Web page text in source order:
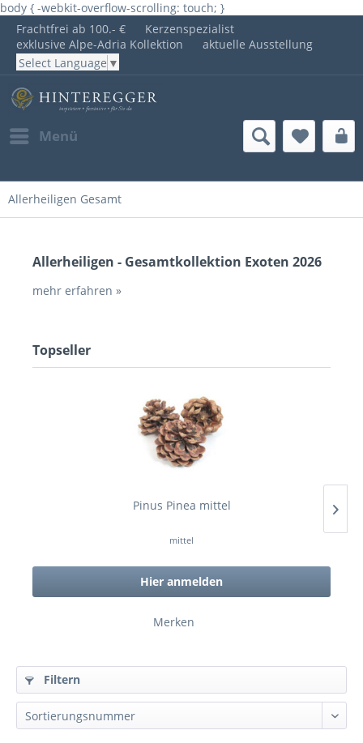
body { -webkit-overflow-scrolling: touch; }
Frachtfrei ab 100.- €
Kerzenspezialist
exklusive Alpe-Adria Kollektion
aktuelle Ausstellung
Select Language ▼
Menü
Allerheiligen Gesamt
Allerheiligen - Gesamtkollektion Exoten 2026
mehr erfahren »
Topseller
Pinus Pinea mittel
mittel
Hier anmelden
Merken
Filtern